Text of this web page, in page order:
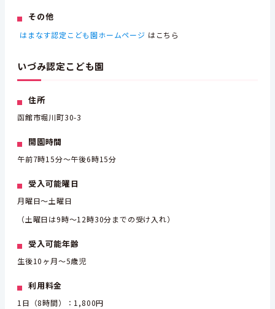
その他
はまなす認定こども園ホームページ はこちら
いづみ認定こども園
住所
函館市堀川町30-3
開園時間
午前7時15分～午後6時15分
受入可能曜日
月曜日～土曜日
（土曜日は9時～12時30分までの受け入れ）
受入可能年齢
生後10ヶ月～5歳児
利用料金
1日（8時間）：1,800円